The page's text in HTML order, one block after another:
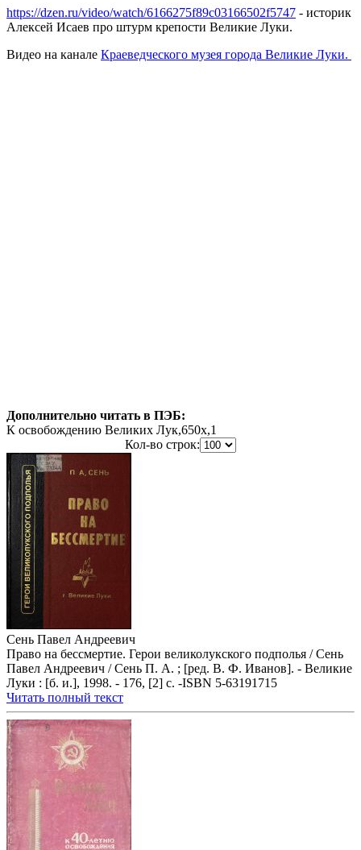
https://dzen.ru/video/watch/6166275f89c03166502f5747 - историк
Алексей Исаев про штурм крепости Великие Луки.
Видео на канале Краеведческого музея города Великие Луки.
Дополнительно читать в ПЭБ:
К освобождению Великих Лук,650x,1
Кол-во строк:
Сень Павел Андреевич
Право на бессмертие. Герои великолукского подполья / Сень
Павел Андреевич / Сень П. А. ; [ред. В. Ф. Иванов]. - Великие
Луки : [б. и.], 1998. - 176, [2] с. -ISBN 5-63191715
Читать полный текст